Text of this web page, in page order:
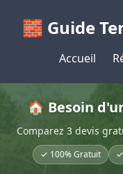
🧱 Guide
Accueil
🏠 Besoin
Comparez 3 devis
✓ 100% Gratuit